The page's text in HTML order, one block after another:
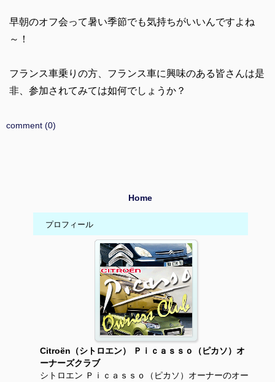
早朝のオフ会って暑い季節でも気持ちがいいんですよね
～！
フランス車乗りの方、フランス車に興味のある皆さんは是
非、参加されてみては如何でしょうか？
comment (0)
Home
プロフィール
Citroën（シトロエン） Ｐｉｃａｓｓｏ（ピカソ）オ
ーナーズクラブ
シトロエン Ｐｉｃａｓｓｏ（ピカソ）オーナーのオー